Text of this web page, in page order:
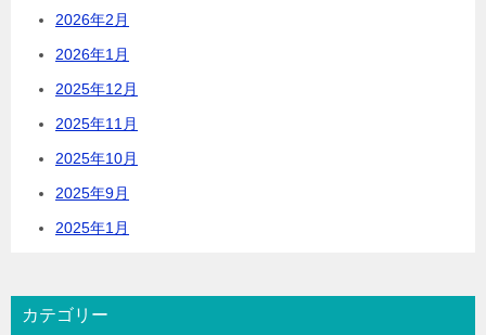
2026年2月
2026年1月
2025年12月
2025年11月
2025年10月
2025年9月
2025年1月
カテゴリー